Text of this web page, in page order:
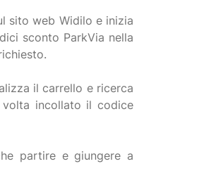
sito web Widilo e inizia
sconto ParkVia nella
il carrello e ricerca
volta incollato il codice
partire e giungere a